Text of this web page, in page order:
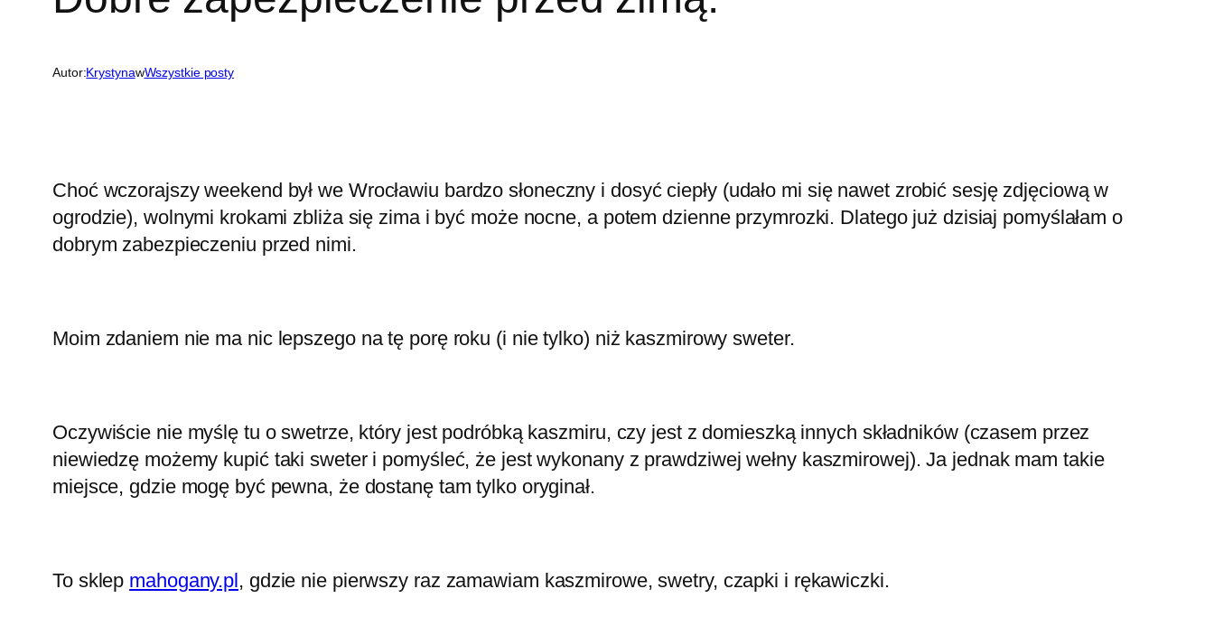
Autor:KrystynawWszystkie posty
Choć wczorajszy weekend był we Wrocławiu bardzo słoneczny i dosyć ciepły (udało mi się nawet zrobić sesję zdjęciową w
ogrodzie), wolnymi krokami zbliża się zima i być może nocne, a potem dzienne przymrozki. Dlatego już dzisiaj pomyślałam o
dobrym zabezpieczeniu przed nimi.
Moim zdaniem nie ma nic lepszego na tę porę roku (i nie tylko) niż kaszmirowy sweter.
Oczywiście nie myślę tu o swetrze, który jest podróbką kaszmiru, czy jest z domieszką innych składników (czasem przez
niewiedzę możemy kupić taki sweter i pomyśleć, że jest wykonany z prawdziwej wełny kaszmirowej). Ja jednak mam takie
miejsce, gdzie mogę być pewna, że dostanę tam tylko oryginał.
To sklep mahogany.pl , gdzie nie pierwszy raz zamawiam kaszmirowe, swetry, czapki i rękawiczki.